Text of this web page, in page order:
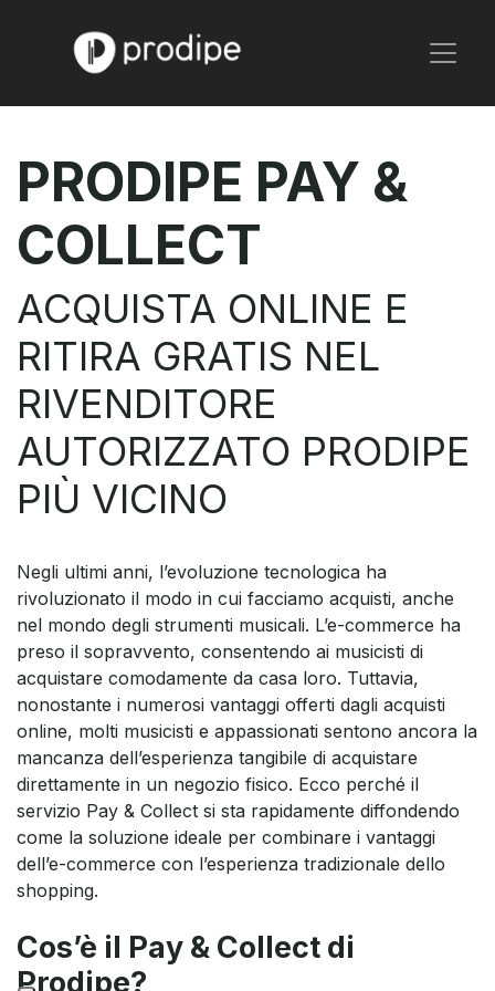
PRODIPE PAY &
COLLECT
ACQUISTA ONLINE E
RITIRA GRATIS NEL
RIVENDITORE
AUTORIZZATO PRODIPE
PIÙ VICINO
Negli ultimi anni, l’evoluzione tecnologica ha
rivoluzionato il modo in cui facciamo acquisti, anche
nel mondo degli strumenti musicali. L’e-commerce ha
preso il sopravvento, consentendo ai musicisti di
acquistare comodamente da casa loro. Tuttavia,
nonostante i numerosi vantaggi offerti dagli acquisti
online, molti musicisti e appassionati sentono ancora la
mancanza dell’esperienza tangibile di acquistare
direttamente in un negozio fisico. Ecco perché il
servizio Pay & Collect si sta rapidamente diffondendo
come la soluzione ideale per combinare i vantaggi
dell’e-commerce con l’esperienza tradizionale dello
shopping.
Cos’è il Pay & Collect di
Prodipe?